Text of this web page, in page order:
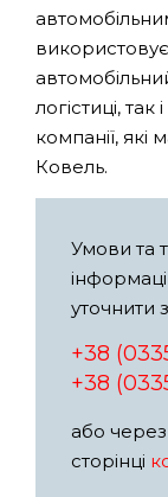
логістиці, так
компанії, які
Ковель.
Умови та
уточнити
+38
+38
або
сторінці